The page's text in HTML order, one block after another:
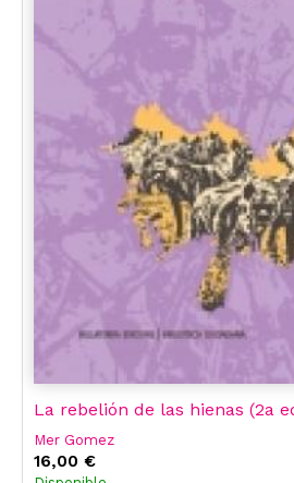
La rebelión de las hienas (2a
Mer Gomez
16,00 €